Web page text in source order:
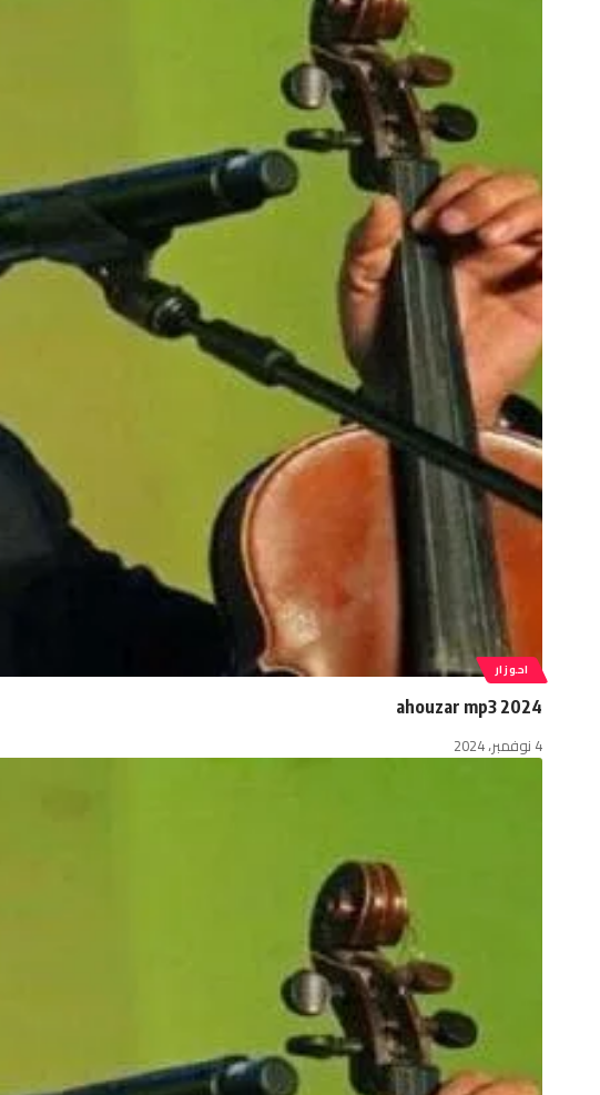
احوزار
ahouzar mp3 2024
4 نوفمبر، 2024